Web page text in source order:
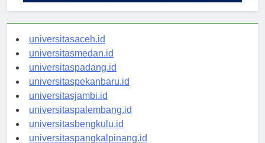
universitasaceh.id
universitasmedan.id
universitaspadang.id
universitaspekanbaru.id
universitasjambi.id
universitaspalembang.id
universitasbengkulu.id